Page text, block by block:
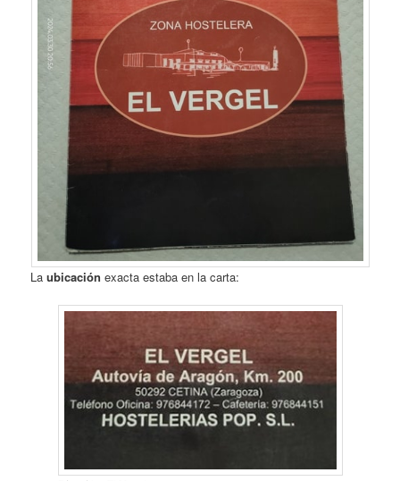
Laubicación exacta estaba en la carta: